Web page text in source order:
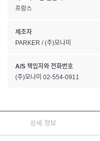
프랑스
제조자
PARKER / (주)모나미
A/S 책임자와 전화번호
(주)모나미 02-554-0911
상세 정보